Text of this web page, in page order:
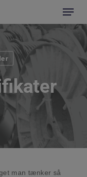
Menu
man tænker så
Close
Menu